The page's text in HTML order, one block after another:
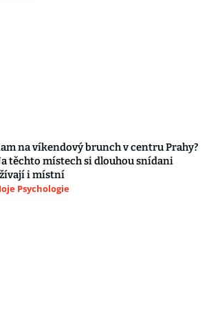
na víkendový brunch v centru Prahy?
těchto místech si dlouhou snídani
i místní
Psychologie